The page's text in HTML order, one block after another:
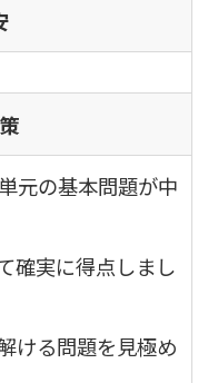
元の基本問題が中
確実に得点しまし
ける問題を見極め